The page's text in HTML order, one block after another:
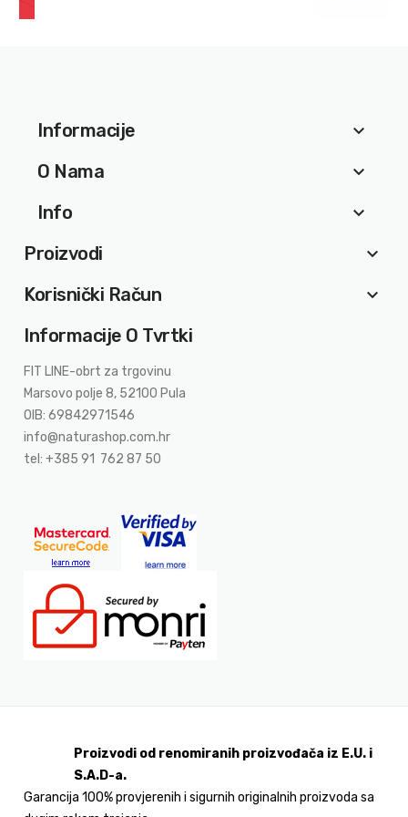
Informacije
keyboard_arrow_down
O Nama
keyboard_arrow_down
Info
keyboard_arrow_down
Proizvodi
keyboard_arrow_down
Korisnički Račun
keyboard_arrow_down
Informacije O Tvrtki
FIT LINE-obrt za trgovinu
Marsovo polje 8, 52100 Pula
OIB: 69842971546
info@naturashop.com.hr
tel: +385 91 762 87 50
Proizvodi od renomiranih proizvođača iz E.U. i
S.A.D-a.
Garancija 100% provjerenih i sigurnih originalnih proizvoda sa